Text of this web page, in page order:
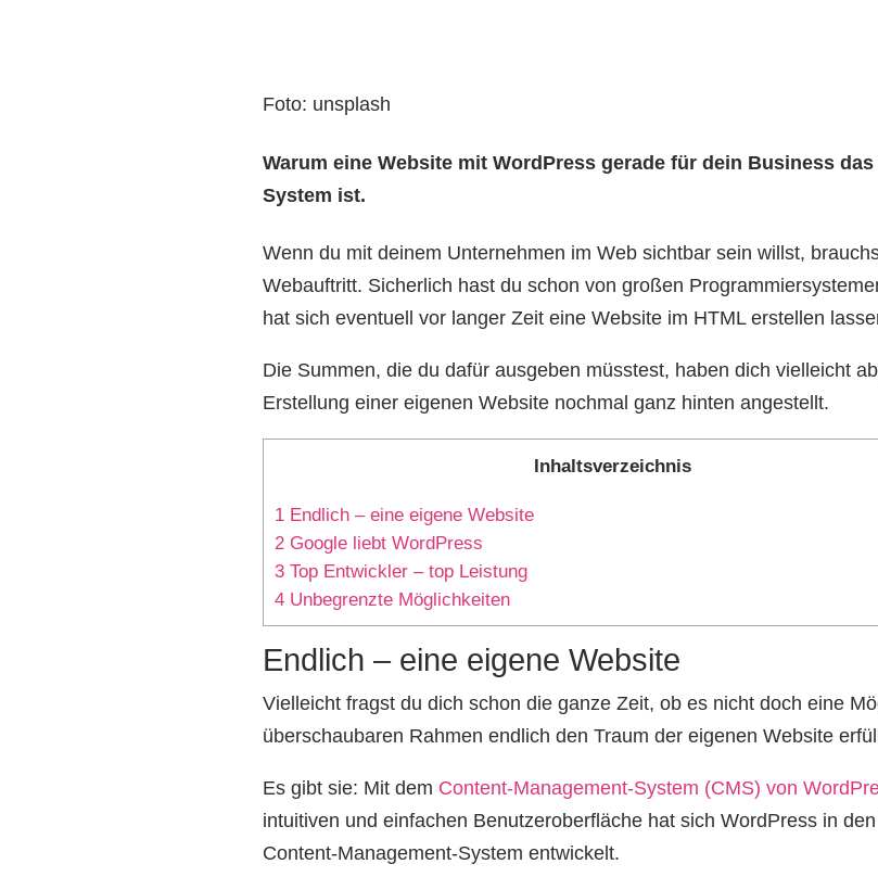
Foto: unsplash
Warum eine Website mit WordPress gerade für dein Business
System ist.
Wenn du mit deinem Unternehmen im Web sichtbar sein willst,
Webauftritt. Sicherlich hast du schon von großen
hat sich eventuell vor langer Zeit eine Website im HTML erstellen
Die Summen, die du dafür ausgeben müsstest, haben dich vielleicht
Erstellung einer eigenen Website nochmal ganz hinten angestellt.
Inhaltsverzeichnis
1Endlich – eine eigene Website
2Google liebt WordPress
3Top Entwickler – top Leistung
4Unbegrenzte Möglichkeiten
Endlich – eine eigene Website
Vielleicht fragst du dich schon die ganze Zeit, ob es nicht doch eine
überschaubaren Rahmen endlich den Traum der eigenen Website
Es gibt sie: Mit dem Content-Management-System (CMS) von
intuitiven und einfachen Benutzeroberfläche hat sich WordPress in
Content-Management-System entwickelt.